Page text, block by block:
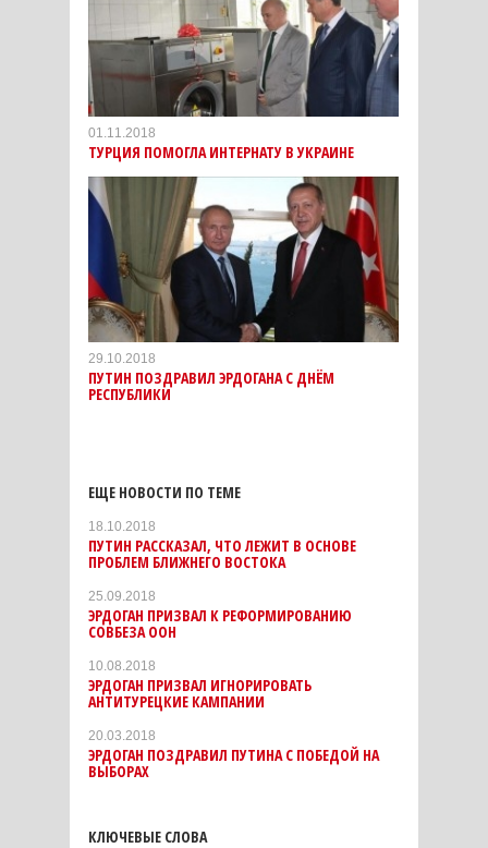
01.11.2018
ТУРЦИЯ ПОМОГЛА ИНТЕРНАТУ В УКРАИНЕ
29.10.2018
ПУТИН ПОЗДРАВИЛ ЭРДОГАНА С ДНЁМ
РЕСПУБЛИКИ
ЕЩЕ НОВОСТИ ПО ТЕМЕ
18.10.2018
ПУТИН РАССКАЗАЛ, ЧТО ЛЕЖИТ В ОСНОВЕ
ПРОБЛЕМ БЛИЖНЕГО ВОСТОКА
25.09.2018
ЭРДОГАН ПРИЗВАЛ К РЕФОРМИРОВАНИЮ
СОВБЕЗА ООН
10.08.2018
ЭРДОГАН ПРИЗВАЛ ИГНОРИРОВАТЬ
АНТИТУРЕЦКИЕ КАМПАНИИ
20.03.2018
ЭРДОГАН ПОЗДРАВИЛ ПУТИНА С ПОБЕДОЙ НА
ВЫБОРАХ
КЛЮЧЕВЫЕ СЛОВА